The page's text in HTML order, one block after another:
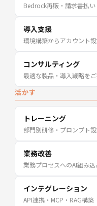
Bedrock再販・請求書払
導入支援
環境構築からアカウント
コンサルティング
最適な製品・導入戦略を
活かす
トレーニング
部門別研修・プロンプト
業務改善
業務プロセスへのAI組み込
インテグレーション
API連携・MCP・RAG構築